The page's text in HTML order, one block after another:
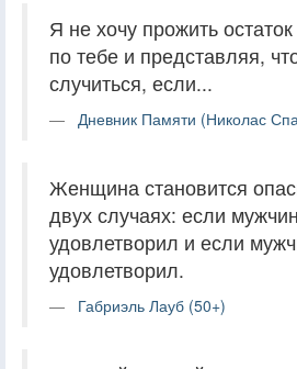
Я не хочу прожить
по тебе и представляя,
случиться, если...
Дневник Памяти (Николас
Женщина становится
двух случаях: если
удовлетворил и если
удовлетворил.
Габриэль Лауб (50+)